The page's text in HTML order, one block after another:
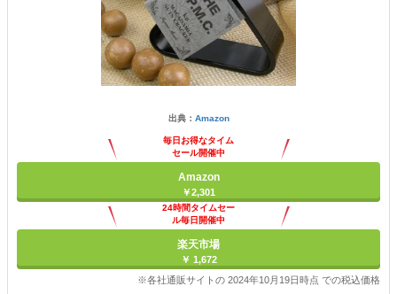
出典： Amazon
毎日お得なタイム
セール開催中
Amazon
￥2,301
24時間タイムセー
ル毎日開催中
楽天市場
￥ 1,672
※各社通販サイトの 2024年10月19日時点 での税込価格